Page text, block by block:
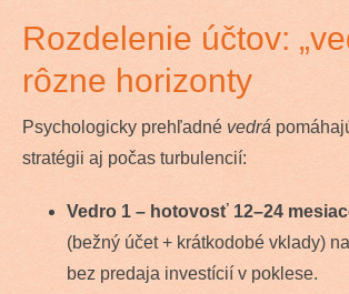
Rozdelenie účtov:
rôzne horizonty
Psychologicky prehľadné vedrá
stratégii aj počas turbulencií:
Vedro 1 – hotovosť 12–24
(bežný účet + krátkodobé vklady)
bez predaja investícií v poklese.